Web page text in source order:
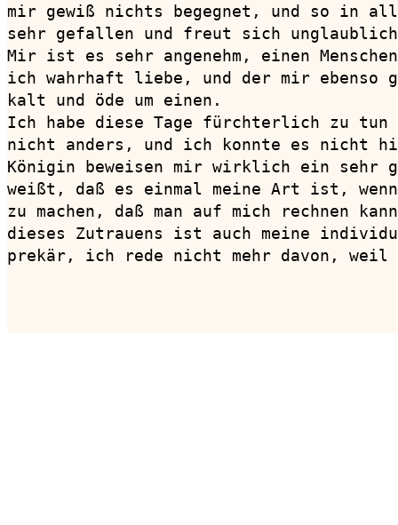
mir gewiß nichts begegnet, und so in
sehr gefallen und freut sich unglaublich
Mir ist es sehr angenehm, einen
ich wahrhaft liebe, und der mir
kalt und öde um einen.
Ich habe diese Tage fürchterlich zu tun
nicht anders, und ich konnte es nicht
Königin beweisen mir wirklich ein sehr
weißt, daß es einmal meine Art ist, wenn
zu machen, daß man auf mich rechnen
dieses Zutrauens ist auch meine
prekär, ich rede nicht mehr davon, weil